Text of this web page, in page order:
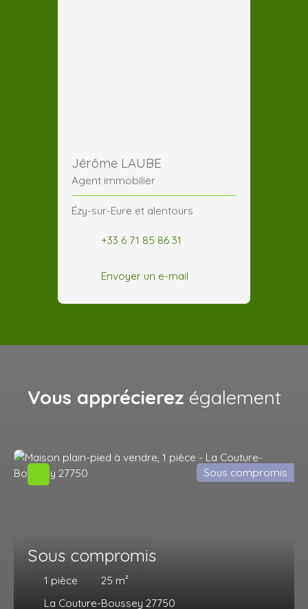
Jérôme LAUBE
Agent immobilier
Ézy-sur-Eure et alentours
+33 6 71 85 86 31
Envoyer un e-mail
Vous apprécierez également
Sous compromis
1 pièce 25 m²
La Couture-Boussey 27750
Sous compromis